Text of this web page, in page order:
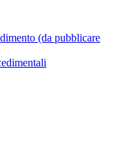
(da pubblicare